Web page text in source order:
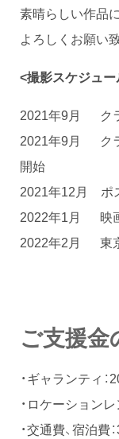
素晴らしい作品
よろしくお願い
<撮影スケジュ
2021年9月 ク
2021年9月 ク
開始
2021年12月 ポ
2022年1月 映
2022年2月 東
ご支援金
・ギャランティ：
・ロケーション
・交通費、宿泊費